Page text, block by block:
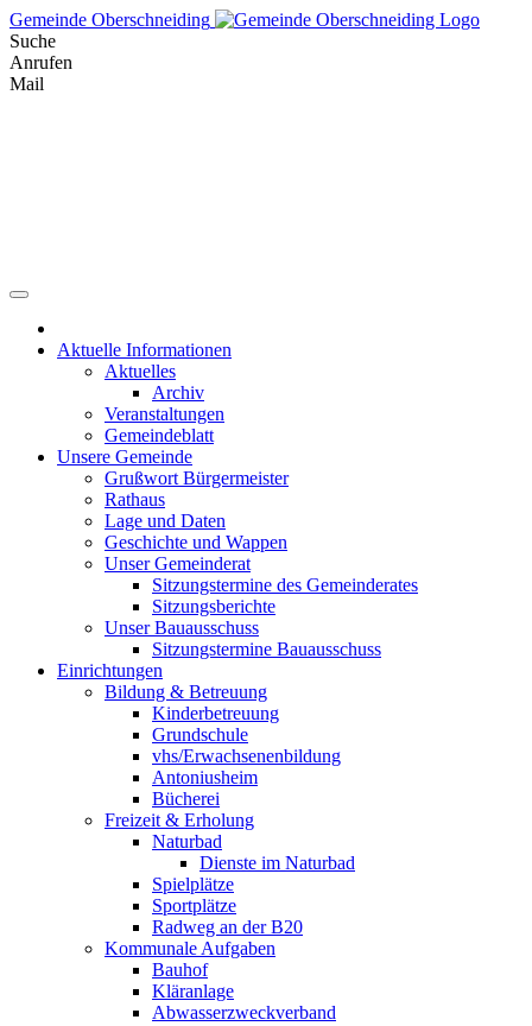
Skip
to
content
Gemeinde Oberschneiding
Suche
Anrufen
Mail
Aktuelle Informationen
Aktuelles
Archiv
Veranstaltungen
Gemeindeblatt
Unsere Gemeinde
Grußwort Bürgermeister
Rathaus
Lage und Daten
Geschichte und Wappen
Unser Gemeinderat
Sitzungstermine des Gemeinderates
Sitzungsberichte
Unser Bauausschuss
Sitzungstermine Bauausschuss
Einrichtungen
Bildung & Betreuung
Kinderbetreuung
Grundschule
vhs/Erwachsenenbildung
Antoniusheim
Bücherei
Freizeit & Erholung
Naturbad
Dienste im Naturbad
Spielplätze
Sportplätze
Radweg an der B20
Kommunale Aufgaben
Bauhof
Kläranlage
Abwasserzweckverband